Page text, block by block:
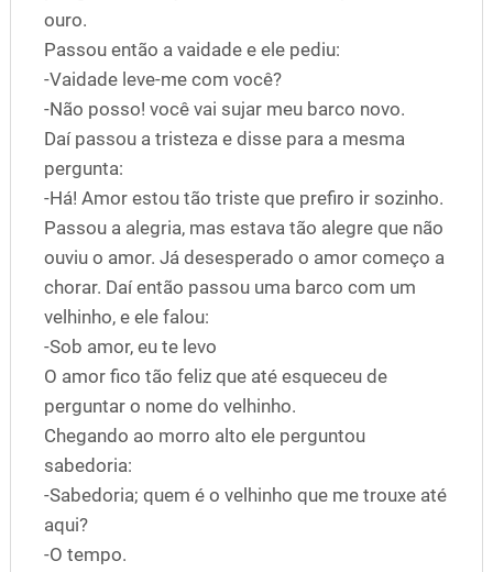
ouro.
Passou então a vaidade e ele pediu:
-Vaidade leve-me com você?
-Não posso! você vai sujar meu barco novo.
Daí passou a tristeza e disse para a mesma
pergunta:
-Há! Amor estou tão triste que prefiro ir sozinho.
Passou a alegria, mas estava tão alegre que não
ouviu o amor. Já desesperado o amor começo a
chorar. Daí então passou uma barco com um
velhinho, e ele falou:
-Sob amor, eu te levo
O amor fico tão feliz que até esqueceu de
perguntar o nome do velhinho.
Chegando ao morro alto ele perguntou
sabedoria:
-Sabedoria; quem é o velhinho que me trouxe até
aqui?
-O tempo.